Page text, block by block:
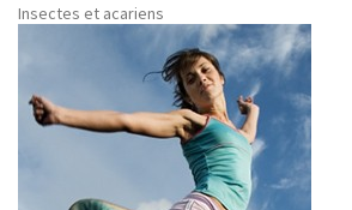
Insectes et acariens